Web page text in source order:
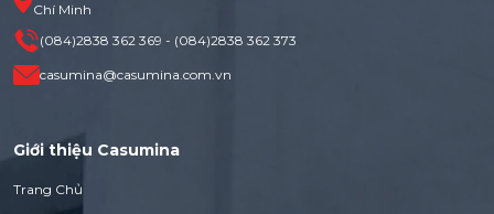
Chí Minh
(084)2838 362 369 - (084)2838 362 373
casumina@casumina.com.vn
Giới thiệu Casumina
Trang Chủ